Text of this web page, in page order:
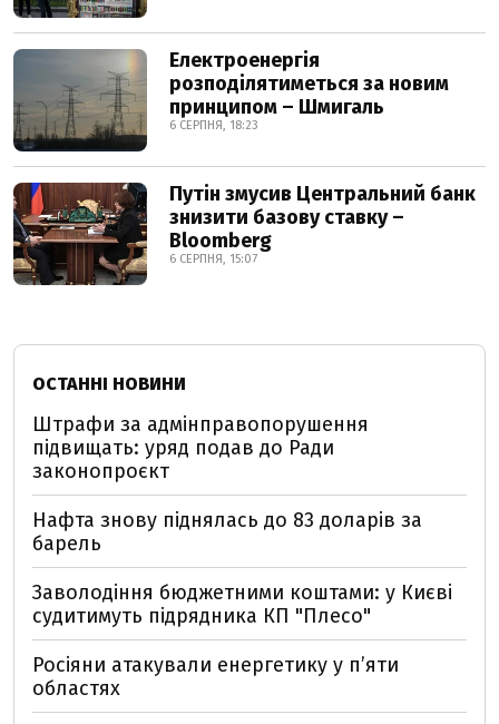
Електроенергія
розподілятиметься за новим
принципом – Шмигаль
6 СЕРПНЯ, 18:23
Путін змусив Центральний банк
знизити базову ставку –
Bloomberg
6 СЕРПНЯ, 15:07
ОСТАННІ НОВИНИ
Штрафи за адмінправопорушення
підвищать: уряд подав до Ради
законопроєкт
Нафта знову піднялась до 83 доларів за
барель
Заволодіння бюджетними коштами: у Києві
судитимуть підрядника КП "Плесо"
Росіяни атакували енергетику у пʼяти
областях